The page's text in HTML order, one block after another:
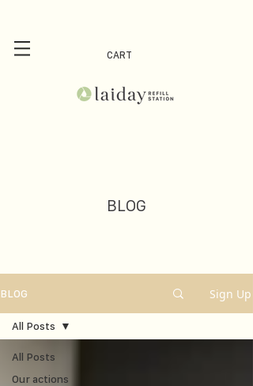
CART
BLOG
BLOG Sign Up
All Posts
Our actions
All Posts